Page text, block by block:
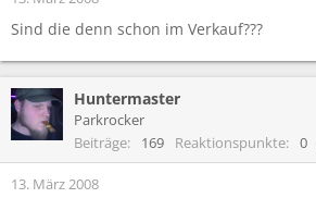
Sind die denn schon im Verkauf???
Huntermaster
Parkrocker
Beiträge
169 Reaktionspunkte 0
13. März 2008